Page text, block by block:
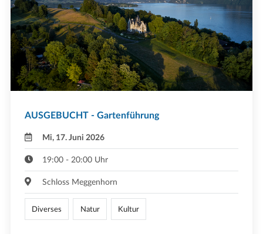
AUSGEBUCHT - Gartenführung
Mi, 17. Juni 2026
19:00 - 20:00 Uhr
Schloss Meggenhorn
Diverses Natur Kultur